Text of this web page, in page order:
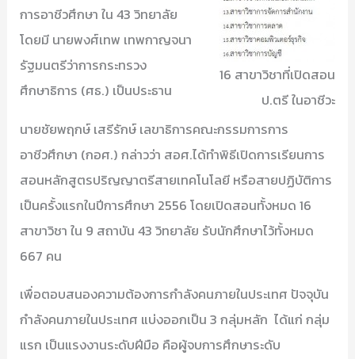
16 สาขาวิชาที่เปิดสอน
ป.ตรี ในอาชีวะ
การอาชีวศึกษา ใน 43 วิทยาลัย
โดยมี นายพงศ์เทพ เทพกาญจนา
รัฐมนตรีว่าการกระทรวง
ศึกษาธิการ (ศธ.) เป็นประธาน
นายชัยพฤกษ์ เสรีรักษ์ เลขาธิการคณะกรรมการการ
อาชีวศึกษา (กอศ.) กล่าวว่า สอศ.ได้ทำพิธีเปิดการเรียนการ
สอนหลักสูตรปริญญาตรีสายเทคโนโลยี หรือสายปฏิบัติการ
เป็นครั้งแรกในปีการศึกษา 2556 โดยเปิดสอนทั้งหมด 16
สาขาวิชา ใน 9 สถาบัน 43 วิทยาลัย รับนักศึกษาไว้ทั้งหมด
667 คน
เพื่อตอบสนองความต้องการกำลังคนภายในประเทศ ปัจจุบัน
กำลังคนภายในประเทศ แบ่งออกเป็น 3 กลุ่มหลัก ได้แก่ กลุ่ม
แรก เป็นแรงงานระดับฝีมือ คือผู้จบการศึกษาระดับ